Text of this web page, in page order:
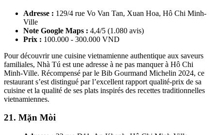
Adresse : 129/4 rue Vo Van Tan, Xuan Hoa, Hô Chi Minh-
Ville
Note Google Maps : 4,4/5 (1.080 avis)
Prix : 100.000 - 300.000 VND
Pour découvrir une cuisine vietnamienne authentique aux saveurs
familiales, Nhà Tú est une adresse à ne pas manquer à Hô Chi
Minh-Ville. Récompensé par le Bib Gourmand Michelin 2024, ce
restaurant s’est distingué par l’excellent rapport qualité-prix de sa
cuisine et la qualité de ses plats inspirés des recettes traditionnelles
vietnamiennes.
21. Mặn Mòi